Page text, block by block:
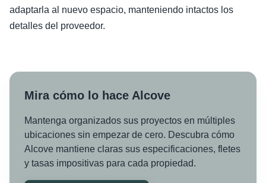
adaptarla al nuevo espacio, manteniendo intactos los
detalles del proveedor.
Mira cómo lo hace Alcove
Mantenga organizados sus proyectos en múltiples
ubicaciones sin empezar de cero. Descubra cómo
Alcove mantiene claras sus especificaciones, fletes
y tasas impositivas para cada propiedad.